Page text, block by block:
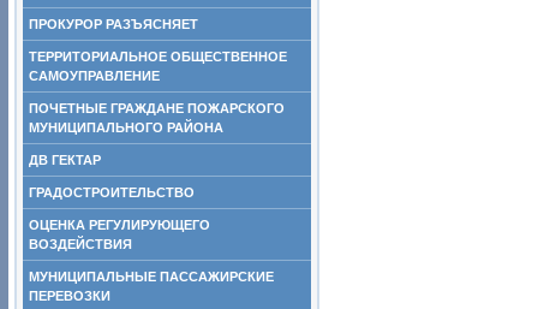
ПРОКУРОР РАЗЪЯСНЯЕТ
ТЕРРИТОРИАЛЬНОЕ ОБЩЕСТВЕННОЕ
САМОУПРАВЛЕНИЕ
ПОЧЕТНЫЕ ГРАЖДАНЕ ПОЖАРСКОГО
МУНИЦИПАЛЬНОГО РАЙОНА
ДВ ГЕКТАР
ГРАДОСТРОИТЕЛЬСТВО
ОЦЕНКА РЕГУЛИРУЮЩЕГО
ВОЗДЕЙСТВИЯ
МУНИЦИПАЛЬНЫЕ ПАССАЖИРСКИЕ
ПЕРЕВОЗКИ